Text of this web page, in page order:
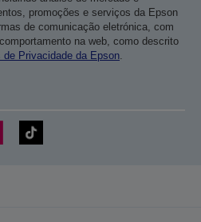
promoções e serviços da Epson
de comunicação eletrónica, com
na web, como descrito
Privacidade da Epson